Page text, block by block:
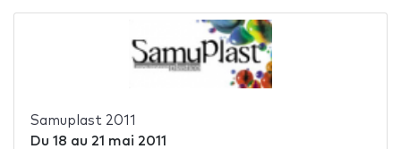
Samuplast 2011
Du 18 au 21 mai 2011